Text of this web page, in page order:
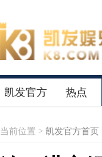
凯发官方 热点
当前位置 > 凯发官方首页